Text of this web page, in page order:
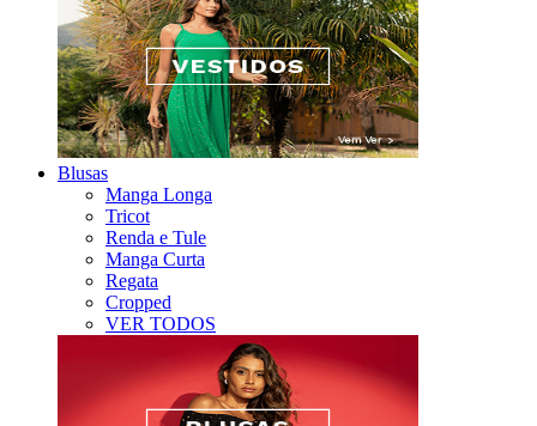
Blusas
Manga Longa
Tricot
Renda e Tule
Manga Curta
Regata
Cropped
VER TODOS